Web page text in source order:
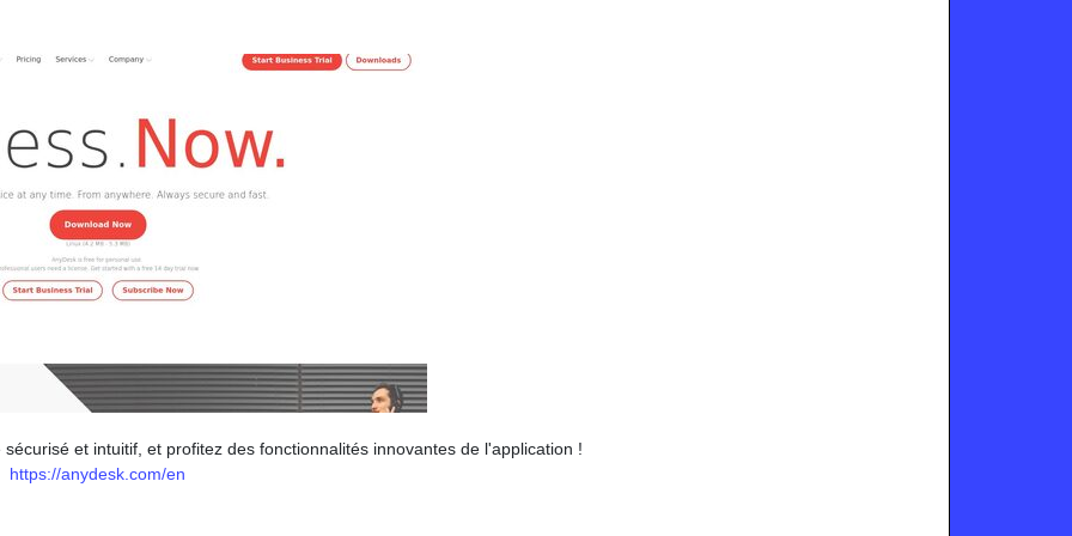
et intuitif, et profitez des fonctionnalités innovantes de l'application !
https://anydesk.com/en